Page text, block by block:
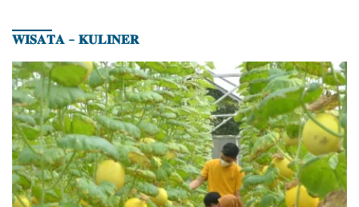
𝐖𝐈𝐒𝐀𝐓𝐀 – 𝐊𝐔𝐋𝐈𝐍𝐄𝐑